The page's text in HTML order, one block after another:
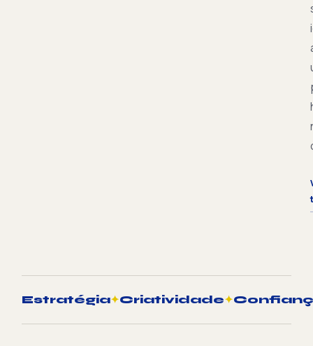
Estratégia✦Criatividade✦